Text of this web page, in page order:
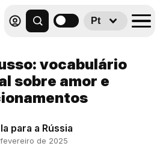
Pt
vocabulário
sobre amor e
para a Rússia
de 2025